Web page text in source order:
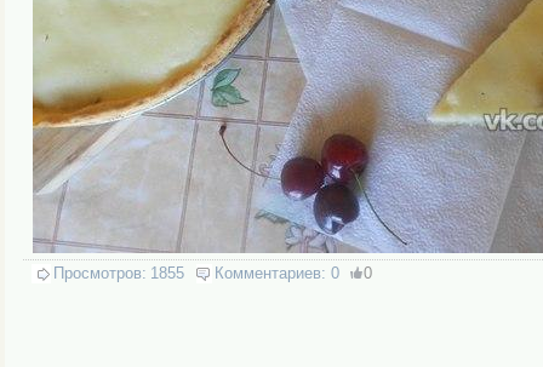
Просмотров: 1855 Комментариев: 0 0